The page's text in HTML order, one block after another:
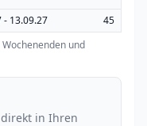
- 13.09.27
45
und
in Ihren